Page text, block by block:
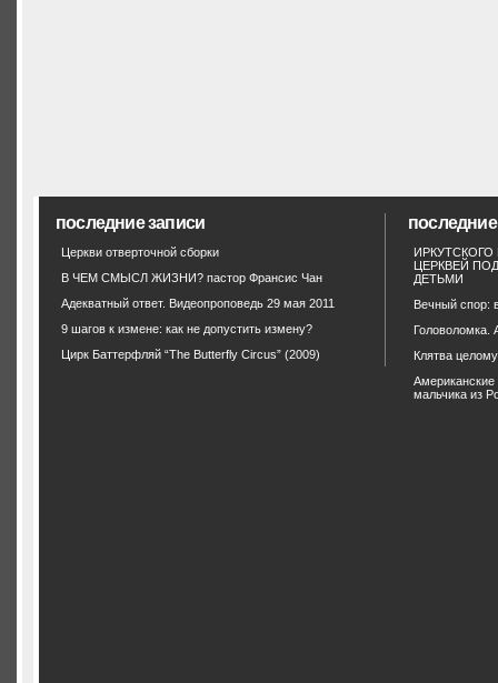
последние записи
Церкви отверточной сборки
В ЧЕМ СМЫСЛ ЖИЗНИ? пастор Франсис Чан
Адекватный ответ. Видеопроповедь 29 мая 2011
9 шагов к измене: как не допустить измену?
Цирк Баттерфляй “The Butterfly Circus” (2009)
ЦЕРКВЕЙ
ДЕТЬМИ
Вечный спор:
Головоломка.
Клятва
Американские
мальчика из